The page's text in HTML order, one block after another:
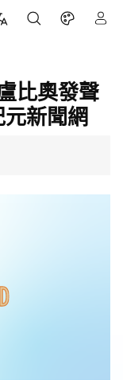
比奧發聲
新聞網